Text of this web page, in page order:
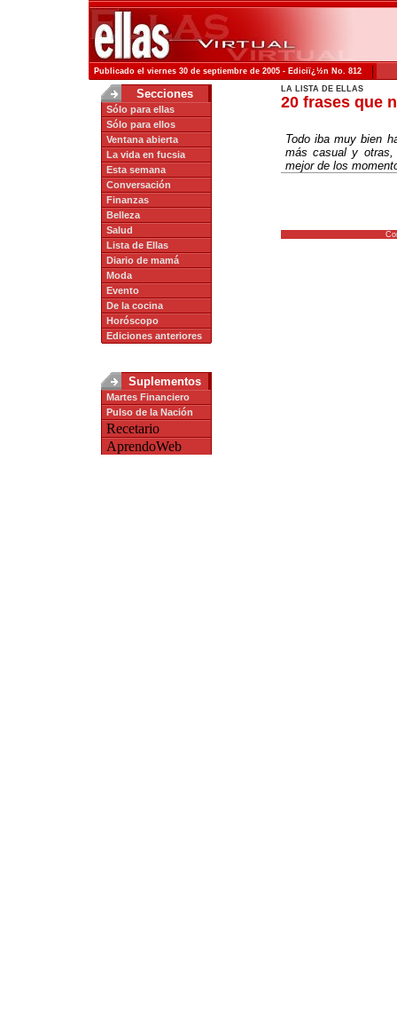
Publicado el viernes 30 de septiembre de 2005 - Ediciï¿½n No. 812 |
Secciones
Sólo para ellas
Sólo para ellos
Ventana abierta
La vida en fucsia
Esta semana
Conversación
Finanzas
Belleza
Salud
Lista de Ellas
Diario de mamá
Moda
Evento
De la cocina
Horóscopo
Ediciones anteriores
Suplementos
Martes Financiero
Pulso de la Nación
Recetario
AprendoWeb
LA LISTA DE ELLAS
20 frases que
Todo iba muy bien
más casual y otras,
mejor de los